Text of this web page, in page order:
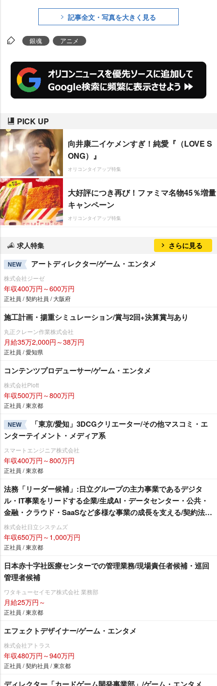
記事全文・写真を大きく見る
銀魂 アニメ
PICK UP
向井康二イケメンすぎ！純愛『（LOVE S
ONG）』
オリコンタイアップ特集
大好評につき再び！ファミマ名物45％増量
キャンペーン
オリコンタイアップ特集
求人特集 さらに見る
NEW アートディレクター/ゲーム・エンタメ
株式会社ジーゼ
年収400万円～600万円
正社員 / 契約社員 / 大阪府
施工計画・揚重シミュレーション/賞与2回+決算賞与あり
丸正クレーン作業株式会社
月給35万2,000円～38万円
正社員 / 愛知県
コンテンツプロデューサー/ゲーム・エンタメ
株式会社Plott
年収500万円～800万円
正社員 / 東京都
NEW
「東京/愛知」3DCGクリエーター/その他マスコミ・エ
ンターテイメント・メディア系
スマートエンジニア株式会社
年収400万円～800万円
正社員 / 東京都
法務「リーダー候補」:日立グループの主力事業であるデジタ
ル・IT事業をリードする企業/生成AI・データセンター・公共・
金融・クラウド・SaaSなど多様な事業の成長を支える/契約法務
中心/システムインテグレータ・ソフトハウス
株式会社日立システムズ
年収650万円～1,000万円
正社員 / 東京都
日本赤十字社医療センターでの管理業務/現場責任者候補・巡回
管理者候補
ワタキューセイモア株式会社 業務部
月給25万円～
正社員 / 東京都
エフェクトデザイナー/ゲーム・エンタメ
株式会社アトラス
年収480万円～940万円
正社員 / 契約社員 / 東京都
ディレクター「カードゲーム開発事業部」/ゲーム・エンタメ